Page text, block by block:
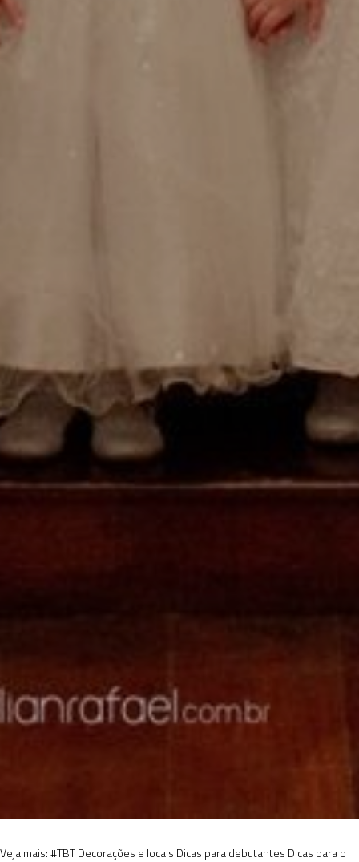
Veja mais:#TBTDecorações e locais Dicas para debutantes Dicas para o